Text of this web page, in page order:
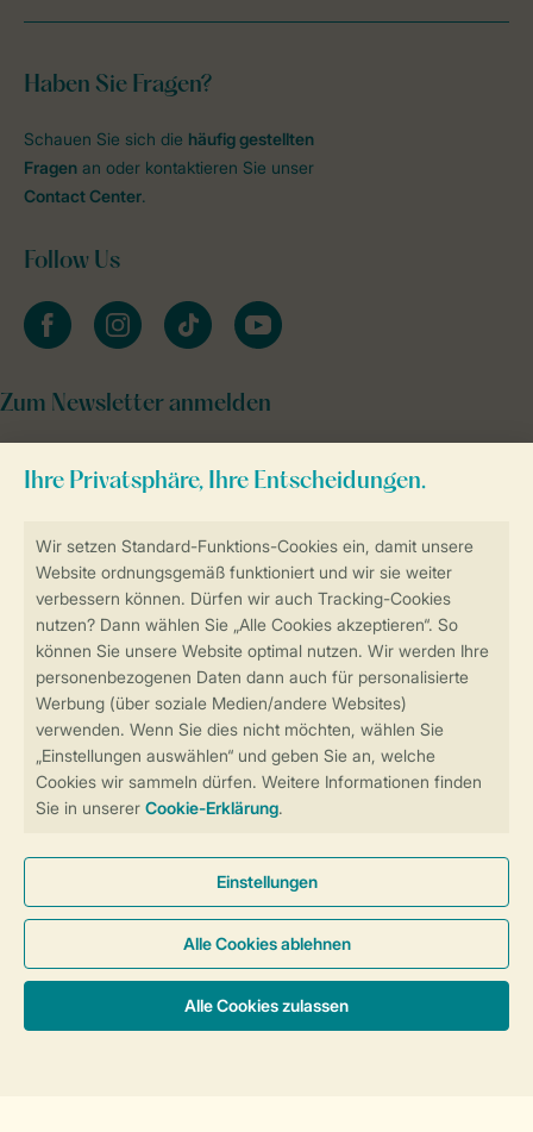
Sicherstellung Deiner Privatsphäre
Sicher und schnell zur Online-Buchung
Sichere Datenübertragung
Sicheres Bezahlen
Haben Sie Fragen?
Schauen Sie sich die häufig gestellten
Fragen an oder kontaktieren Sie unser
Contact Center.
Follow Us
facebookinstagramtiktok youtube
Zum Newsletter anmelden
Cookies und Banner
Barrierefreiheit
© 2026 Landal GreenParks GmbH